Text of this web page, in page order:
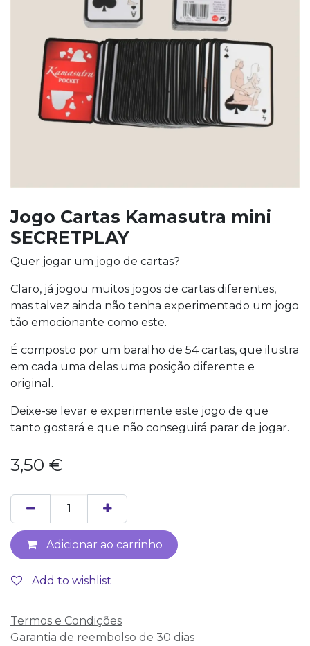
Jogo Cartas Kamasutra mini
SECRETPLAY
Quer jogar um jogo de cartas?
Claro, já jogou muitos jogos de cartas diferentes,
mas talvez ainda não tenha experimentado um jogo
tão emocionante como este.
É composto por um baralho de 54 cartas, que ilustra
em cada uma delas uma posição diferente e
original.
Deixe-se levar e experimente este jogo de que
tanto gostará e que não conseguirá parar de jogar.
3,50 €
Adicionar ao carrinho
Add to wishlist
Termos e Condições
Garantia de reembolso de 30 dias